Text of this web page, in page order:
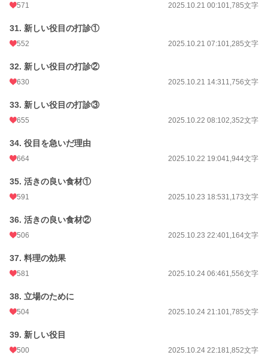
571 2025.10.21 00:101,785文字
31. 新しい役目の打診①
552 2025.10.21 07:101,285文字
32. 新しい役目の打診②
630 2025.10.21 14:311,756文字
33. 新しい役目の打診③
655 2025.10.22 08:102,352文字
34. 役目を急いだ理由
664 2025.10.22 19:041,944文字
35. 活きの良い食材①
591 2025.10.23 18:531,173文字
36. 活きの良い食材②
506 2025.10.23 22:401,164文字
37. 料理の効果
581 2025.10.24 06:461,556文字
38. 立場のために
504 2025.10.24 21:101,785文字
39. 新しい役目
500 2025.10.24 22:181,852文字